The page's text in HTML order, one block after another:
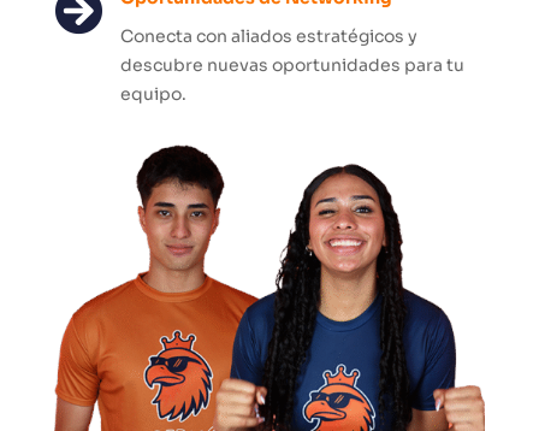

Conecta con aliados estratégicos y
descubre nuevas oportunidades para tu
equipo.